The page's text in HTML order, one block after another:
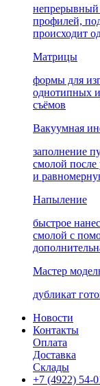
непрерывный
профилей,
происходит
Матрицы
формы для
однотипных
съёмов
Вакуумная
заполнение
смолой после
и
Напыление
быстрое
смолой с
Мастер
дубликат
Новости
Контакты
Оплата
Доставка
Склады
+7 (4922) 54-